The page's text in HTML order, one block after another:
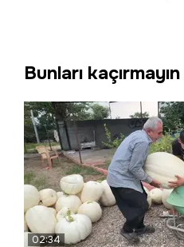
Bunları kaçırmayın
02:34